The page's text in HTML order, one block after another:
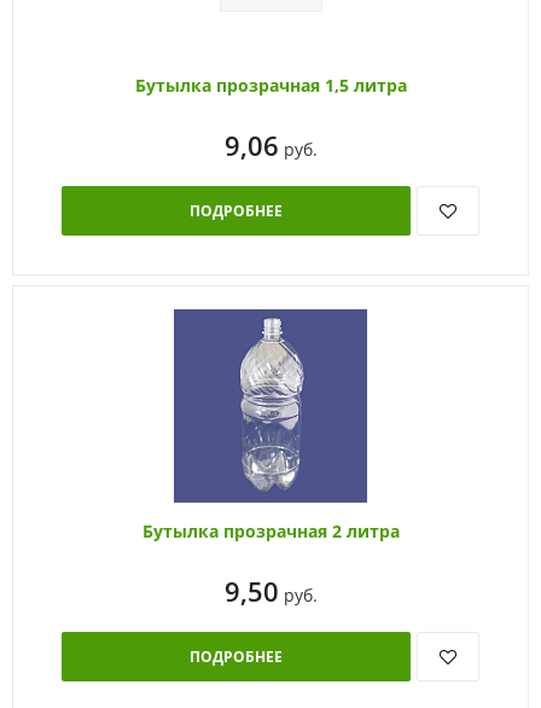
Бутылка прозрачная 1,5 литра
9,06 руб.
ПОДРОБНЕЕ
Бутылка прозрачная 2 литра
9,50 руб.
ПОДРОБНЕЕ